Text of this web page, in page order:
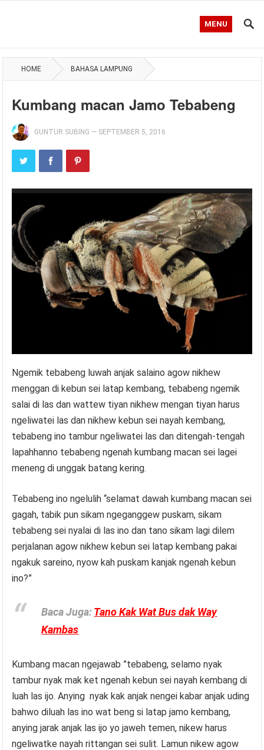
MENU
HOME BAHASA LAMPUNG
Kumbang macan Jamo Tebabeng
GUNTUR SUBING — SEPTEMBER 5, 2016
Ngemik tebabeng luwah anjak salaino agow nikhew
menggan di kebun sei latap kembang, tebabeng ngemik
salai di las dan wattew tiyan nikhew mengan tiyan harus
ngeliwatei las dan nikhew kebun sei nayah kembang,
tebabeng ino tambur ngeliwatei las dan ditengah-tengah
lapahhanno tebabeng ngenah kumbang macan sei lagei
meneng di unggak batang kering.
Tebabeng ino ngelulih “selamat dawah kumbang macan sei
gagah, tabik pun sikam ngeganggew puskam, sikam
tebabeng sei nyalai di las ino dan tano sikam lagi dilem
perjalanan agow nikhew kebun sei latap kembang pakai
ngakuk sareino, nyow kah puskam kanjak ngenah kebun
ino?”
Baca Juga:Tano Kak Wat Bus dak Way
Kambas
Kumbang macan ngejawab ”tebabeng, selamo nyak
tambur nyak mak ket ngenah kebun sei nayah kembang di
luah las ijo. Anying nyak kak anjak nengei kabar anjak uding
bahwo diluah las ino wat beng si latap jamo kembang,
anying jarak anjak las ijo yo jaweh temen, nikew harus
ngeliwatke nayah rittangan sei sulit. Lamun nikew agow